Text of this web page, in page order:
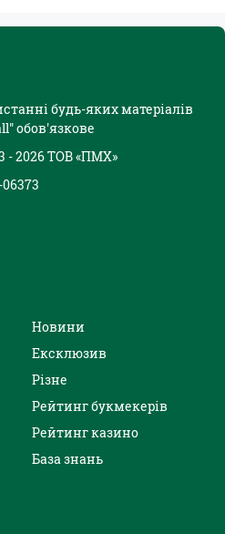
будь-яких матеріалів
обов'язкове
- 2026 ТОВ «ПМХ»
Новини
Ексклюзив
Різне
Рейтинг букмекерів
Рейтинг казино
База знань